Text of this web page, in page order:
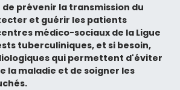
de prévenir la transmission du
et guérir les patients
médico-sociaux de la Ligue
tuberculiniques, et si besoin,
qui permettent d'éviter
la maladie et de soigner les